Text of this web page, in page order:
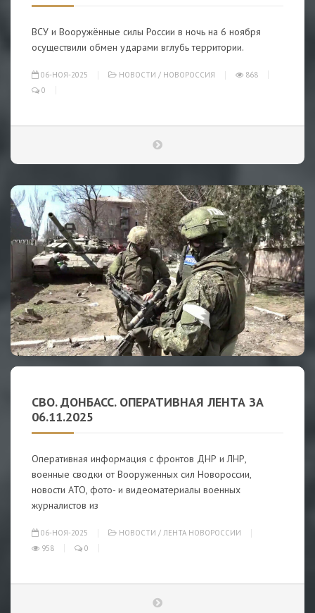
ВСУ и Вооружённые силы России в ночь на 6 ноября
осуществили обмен ударами вглубь территории.
06-НОЯ-2025 НОВОСТИ / НОВОРОССИЯ
868
0
СВО. ДОНБАСС. ОПЕРАТИВНАЯ ЛЕНТА ЗА
06.11.2025
Оперативная информация с фронтов ДНР и ЛНР,
военные сводки от Вооруженных сил Новороссии,
новости АТО, фото- и видеоматериалы военных
журналистов из
06-НОЯ-2025 НОВОСТИ / ЛЕНТА НОВОРОССИИ
958
0